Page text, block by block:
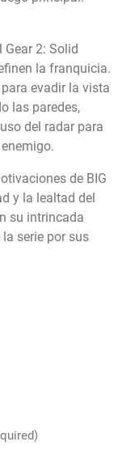
Gear 2: Solid
la franquicia.
evadir la vista
las paredes,
del radar para
de BIG
y la lealtad del
su intrincada
serie por sus